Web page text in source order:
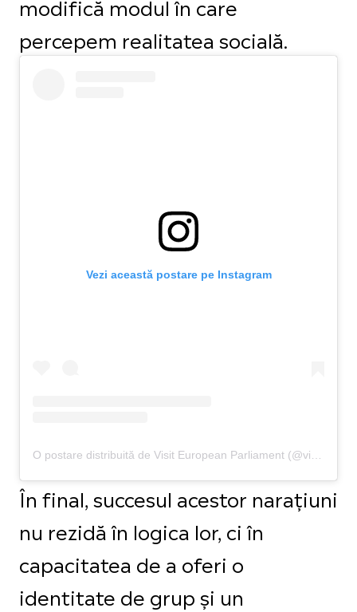
percepem realitatea socială.
Vezi această postare pe Instagram
În final, succesul acestor narațiuni
nu rezidă în logica lor, ci în
capacitatea de a oferi o
identitate de grup și un